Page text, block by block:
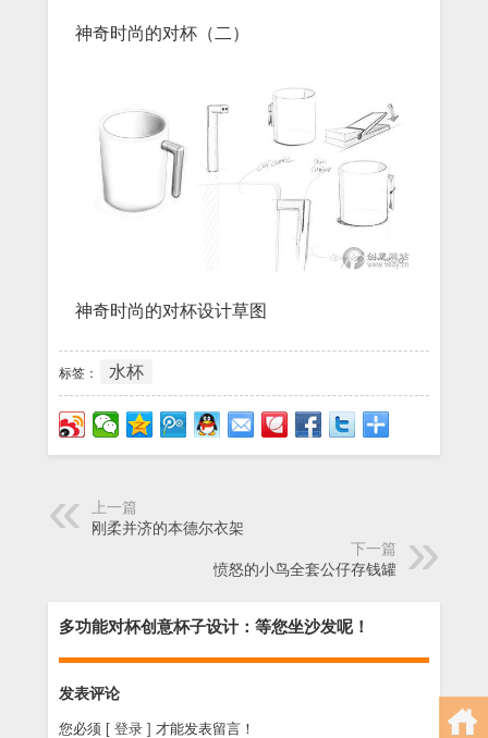
神奇时尚的对杯（二）
神奇时尚的对杯设计草图
标签： 水杯
上一篇
刚柔并济的本德尔衣架
下一篇
愤怒的小鸟全套公仔存钱罐
多功能对杯创意杯子设计：等您坐沙发呢！
发表评论
您必须 [ 登录 ] 才能发表留言！